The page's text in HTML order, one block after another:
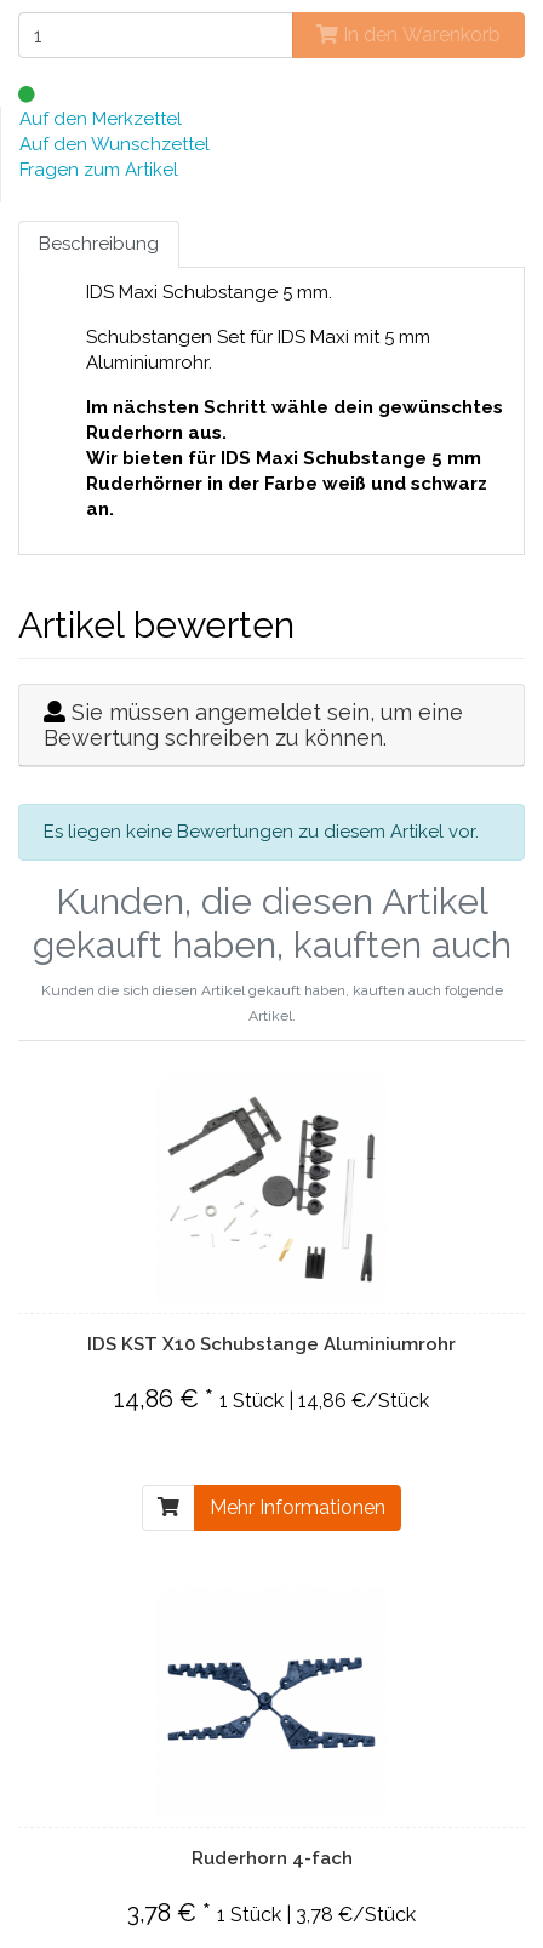
In den Warenkorb
Auf den Merkzettel
Auf den Wunschzettel
Fragen zum Artikel
Beschreibung
IDS Maxi Schubstange 5 mm.
Schubstangen Set für IDS Maxi mit 5 mm
Aluminiumrohr.
Im nächsten Schritt wähle dein gewünschtes
Ruderhorn aus.
Wir bieten für IDS Maxi Schubstange 5 mm
Ruderhörner in der Farbe weiß und schwarz
an.
Artikel bewerten
Sie müssen angemeldet sein, um eine
Bewertung schreiben zu können.
Es liegen keine Bewertungen zu diesem Artikel vor.
Kunden, die diesen Artikel
gekauft haben, kauften auch
Kunden die sich diesen Artikel gekauft haben, kauften auch folgende
Artikel.
IDS KST X10 Schubstange Aluminiumrohr
14,86 € * 1 Stück | 14,86 €/Stück
Mehr Informationen
Ruderhorn 4-fach
3,78 € * 1 Stück | 3,78 €/Stück